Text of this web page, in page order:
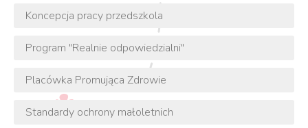
Koncepcja pracy przedszkola
Program "Realnie odpowiedzialni"
Placówka Promująca Zdrowie
Standardy ochrony małoletnich